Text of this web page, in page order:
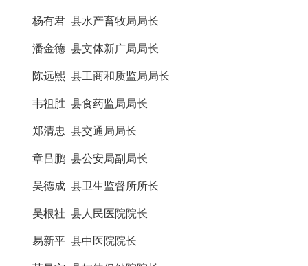
杨有君 县水产畜牧局局长
潘金德 县文体新广局局长
陈远熙 县工商和质监局局长
韦祖胜 县食药监局局长
郑清忠 县交通局局长
章吕鹏 县公安局副局长
吴德成 县卫生监督所所长
吴根社 县人民医院院长
易新平 县中医院院长